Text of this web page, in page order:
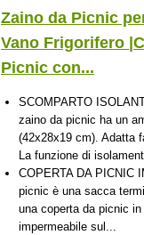
Zaino da Picnic
Vano Frigorifero
Picnic con...
SCOMPARTO
zaino da picnic ha un
(42x28x19 cm). Adatta
La funzione di
COPERTA DA PICNIC
picnic è una sacca
una coperta da picnic
impermeabile sul...